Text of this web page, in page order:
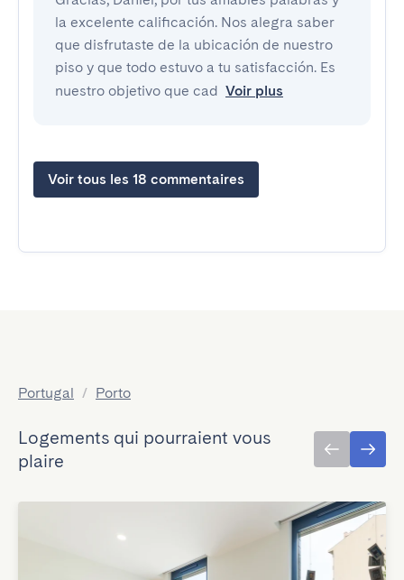
la excelente calificación. Nos alegra saber
que disfrutaste de la ubicación de nuestro
piso y que todo estuvo a tu satisfacción. Es
nuestro objetivo que cad Voir plus
Voir tous les 18 commentaires
Portugal / Porto
Logements qui pourraient vous
plaire